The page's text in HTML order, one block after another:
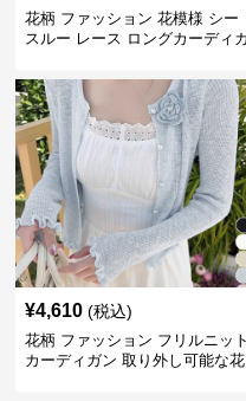
花柄 ファッション 花模様 シー
スルー レース ロングカーディ
¥4,610 (税込)
花柄 ファッション フリルニット
カーディガン 取り外し可能な花